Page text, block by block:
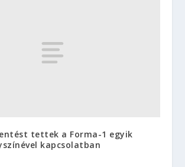
tettek a Forma-1 egyik
kapcsolatban